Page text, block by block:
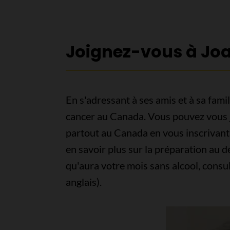
Joignez-vous à
En s'adressant à ses amis et à sa
cancer au Canada. Vous pouvez
partout au Canada en vous
en savoir plus sur la préparation au
qu'aura votre mois sans alcool,
anglais).